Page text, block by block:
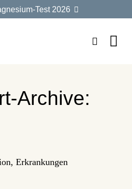
Test 2026
Archive: